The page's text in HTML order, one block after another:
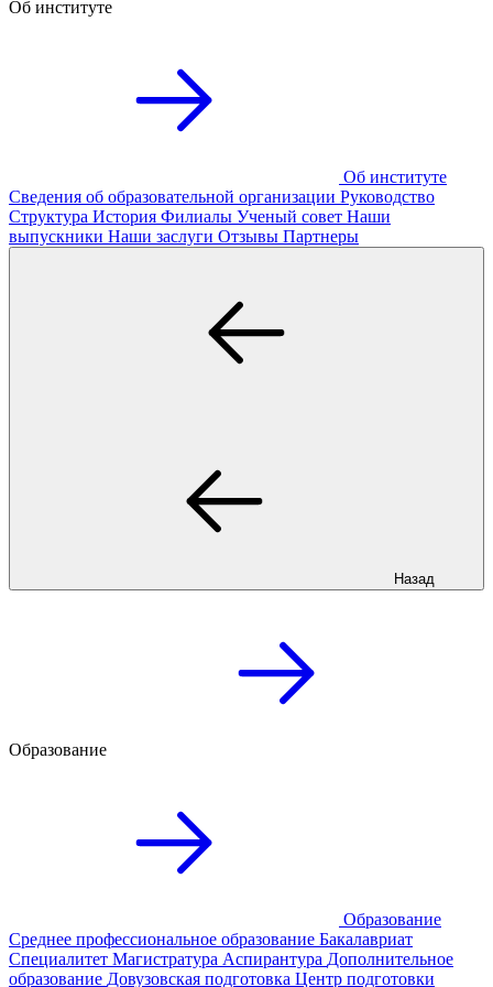
Об институте
Об институте
Сведения об образовательной организации Руководство
Структура История Филиалы Ученый совет Наши
выпускники Наши заслуги Отзывы Партнеры
Назад
Образование
Образование
Среднее профессиональное образование Бакалавриат
Специалитет Магистратура Аспирантура Дополнительное
образование Довузовская подготовка Центр подготовки